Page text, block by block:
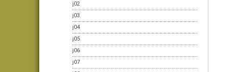
j02
j03
j04
j05
j06
j07